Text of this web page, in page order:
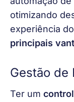
otimizando
experiência
principais
Gestão de
Ter um